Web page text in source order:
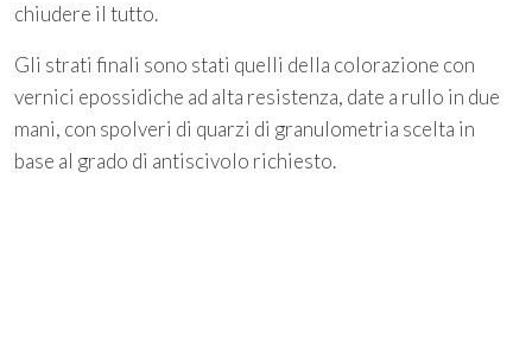
chiudere il tutto.
Gli strati finali sono stati quelli della colorazione con
vernici epossidiche ad alta resistenza, date a rullo in due
mani, con spolveri di quarzi di granulometria scelta in
base al grado di antiscivolo richiesto.